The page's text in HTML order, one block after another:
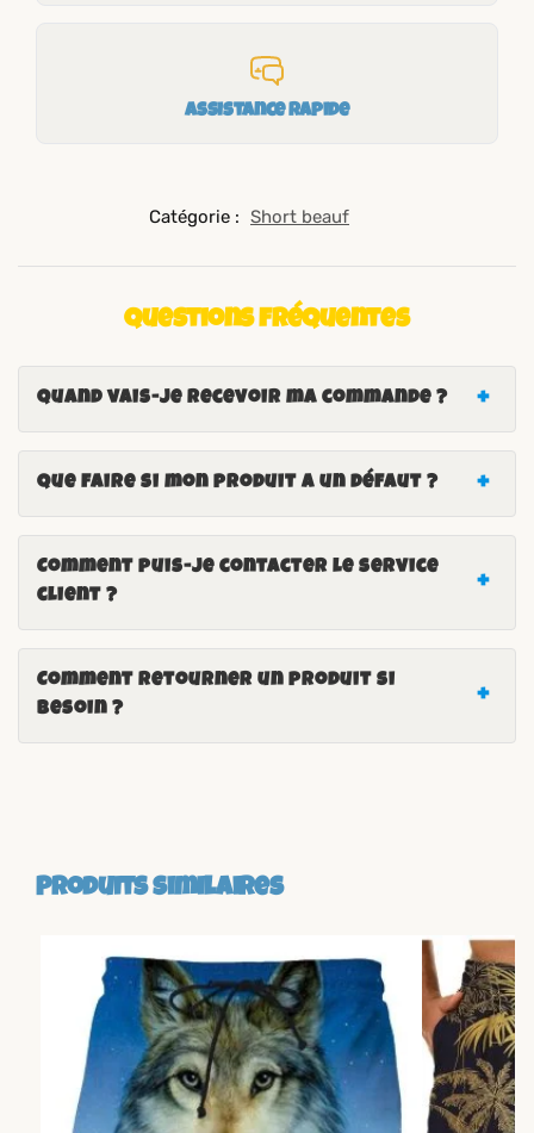
Assistance rapide
Catégorie : Short beauf
Questions fréquentes
Quand vais-je recevoir ma commande ?
Que faire si mon produit a un défaut ?
Comment puis-je contacter le service
client ?
Comment retourner un produit si
besoin ?
Produits similaires